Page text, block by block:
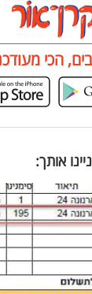
הכי
אותך: